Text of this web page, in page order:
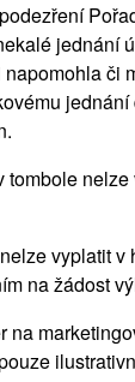
jednání
či
tombole
vyplatit v
na žádost
na